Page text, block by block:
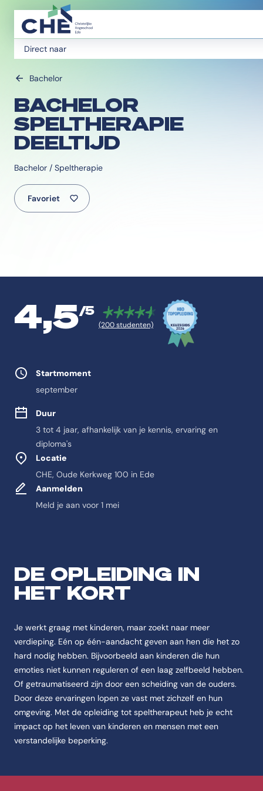
Direct naar
Bachelor
BACHELOR
SPELTHERAPIE
DEELTIJD
Bachelor / Speltherapie
Favoriet
Startmoment
september
Duur
3 tot 4 jaar, afhankelijk van je kennis, ervaring en
diploma's
Locatie
CHE, Oude Kerkweg 100 in Ede
Aanmelden
Meld je aan voor 1 mei
4,5/5
(200 studenten)
Antwoord-samenvatting
De opleiding Bachelor Speltherapie deeltijd is een Bachelor
Naam
De opleiding heet Bachelor Speltherapie deeltijd.
Instelling
De opleiding Bachelor Speltherapie deeltijd wordt aangeboden aan
Categorie
De opleiding Bachelor Speltherapie deeltijd valt onder Speltherapie.
Opleidingstype
De opleiding Bachelor Speltherapie deeltijd is van het type Bachelor.
DE OPLEIDING IN
HET KORT
Je werkt graag met kinderen, maar zoekt naar meer
verdieping. Eén op één-aandacht geven aan hen die het zo
hard nodig hebben. Bijvoorbeeld aan kinderen die hun
emoties niet kunnen reguleren of een laag zelfbeeld hebben.
Of getraumatiseerd zijn door een scheiding van de ouders.
Door deze ervaringen lopen ze vast met zichzelf en hun
omgeving. Met de opleiding tot speltherapeut heb je echt
impact op het leven van kinderen en mensen met een
verstandelijke beperking.